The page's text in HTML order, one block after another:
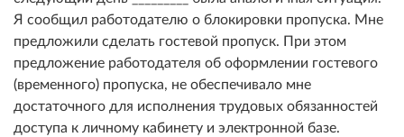
Я сообщил работодателю о блокировки пропуска. Мне
предложили сделать гостевой пропуск. При этом
предложение работодателя об оформлении гостевого
(временного) пропуска, не обеспечивало мне
достаточного для исполнения трудовых обязанностей
доступа к личному кабинету и электронной базе.